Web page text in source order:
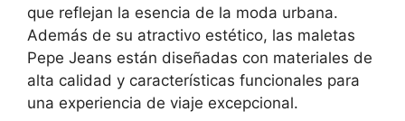
que reflejan la esencia de la moda urbana.
Además de su atractivo estético, las maletas
Pepe Jeans están diseñadas con materiales de
alta calidad y características funcionales para
una experiencia de viaje excepcional.